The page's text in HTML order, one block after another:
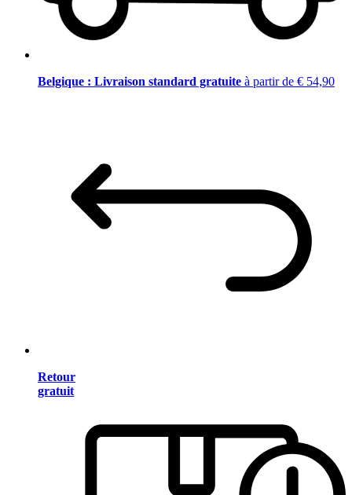
Belgique : Livraison standard gratuite à partir de € 54,90
Retour
gratuit